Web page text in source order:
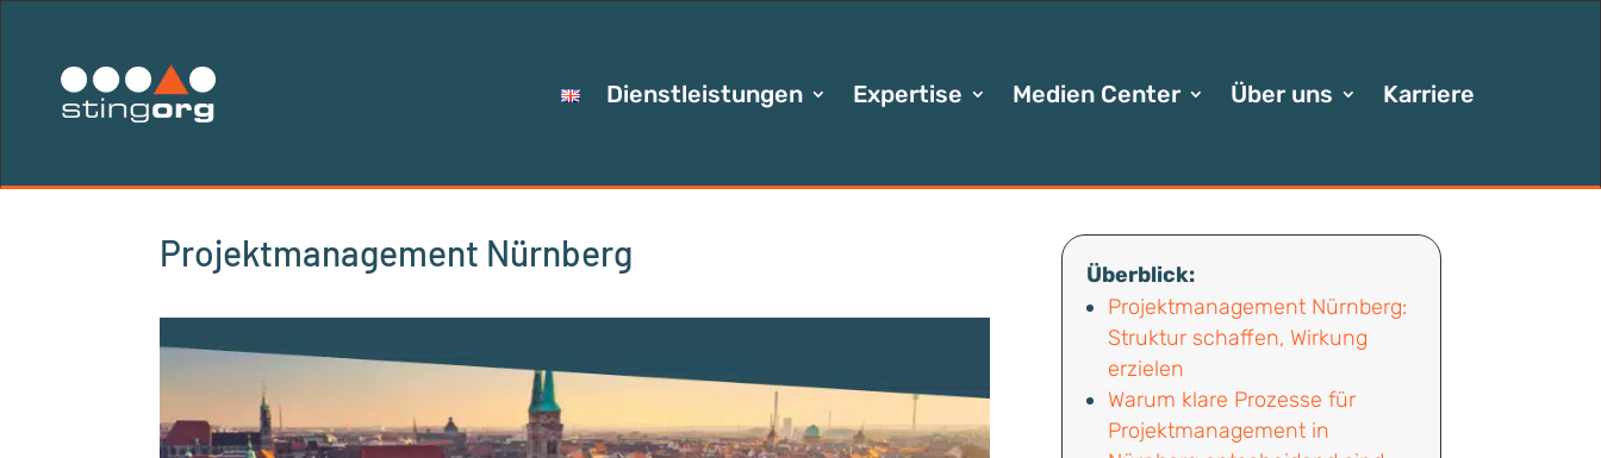
Dienstleistungen Expertise Medien Center Über uns Karriere
Projektmanagement Nürnberg
Überblick:
Projektmanagement Nürnberg:
Struktur schaffen, Wirkung
erzielen
Warum klare Prozesse für
Projektmanagement in